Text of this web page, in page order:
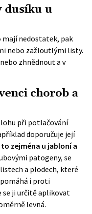
dusíku u
mají nedostatek, pak
nebo zažloutlými listy.
zhnědnout a v
chorob a
při potlačování
doporučuje její
zejména u jabloní a
patogeny, se
a plodech, které
pomáhá i proti
se ji určitě aplikovat
levná.